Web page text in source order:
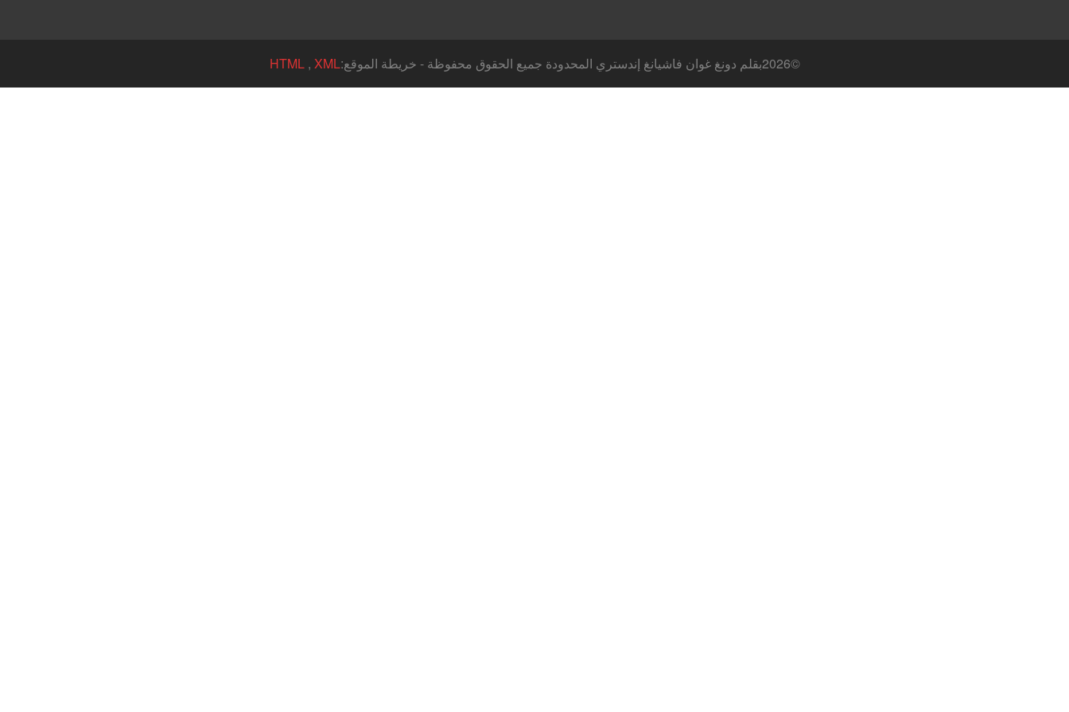
©2026بقلم دونغ غوان فاشيانغ إندستري المحدودة جميع الحقوق محفوظة - خريطة الموقع: HTML, XML